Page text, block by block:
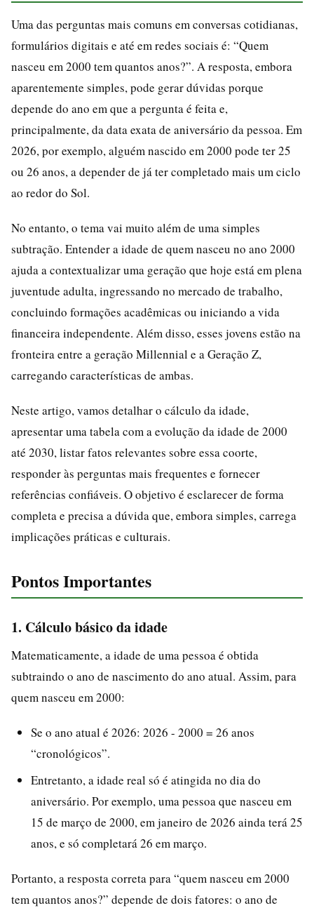
Uma das perguntas mais comuns em conversas cotidianas,
formulários digitais e até em redes sociais é: “Quem
nasceu em 2000 tem quantos anos?”. A resposta, embora
aparentemente simples, pode gerar dúvidas porque
depende do ano em que a pergunta é feita e,
principalmente, da data exata de aniversário da pessoa. Em
2026, por exemplo, alguém nascido em 2000 pode ter 25
ou 26 anos, a depender de já ter completado mais um ciclo
ao redor do Sol.
No entanto, o tema vai muito além de uma simples
subtração. Entender a idade de quem nasceu no ano 2000
ajuda a contextualizar uma geração que hoje está em plena
juventude adulta, ingressando no mercado de trabalho,
concluindo formações acadêmicas ou iniciando a vida
financeira independente. Além disso, esses jovens estão na
fronteira entre a geração Millennial e a Geração Z,
carregando características de ambas.
Neste artigo, vamos detalhar o cálculo da idade,
apresentar uma tabela com a evolução da idade de 2000
até 2030, listar fatos relevantes sobre essa coorte,
responder às perguntas mais frequentes e fornecer
referências confiáveis. O objetivo é esclarecer de forma
completa e precisa a dúvida que, embora simples, carrega
implicações práticas e culturais.
Pontos Importantes
1. Cálculo básico da idade
Matematicamente, a idade de uma pessoa é obtida
subtraindo o ano de nascimento do ano atual. Assim, para
quem nasceu em 2000:
Se o ano atual é 2026: 2026 - 2000 = 26 anos
“cronológicos”.
Entretanto, a idade real só é atingida no dia do
aniversário. Por exemplo, uma pessoa que nasceu em
15 de março de 2000, em janeiro de 2026 ainda terá 25
anos, e só completará 26 em março.
Portanto, a resposta correta para “quem nasceu em 2000
tem quantos anos?” depende de dois fatores: o ano de